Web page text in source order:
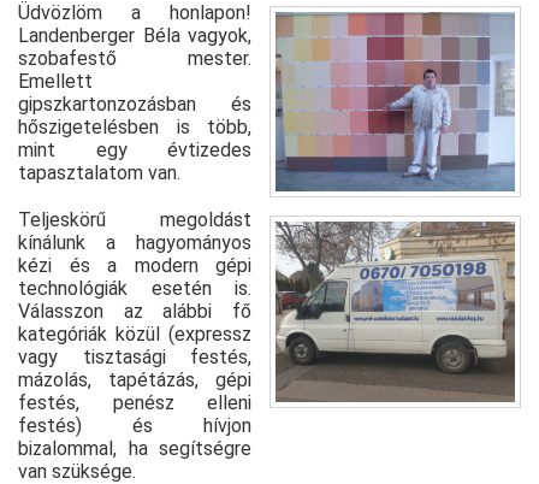
Üdvözlöm a honlapon!
Landenberger Béla vagyok,
szobafestő mester.
Emellett
gipszkartonzozásban és
hőszigetelésben is több,
mint egy évtizedes
tapasztalatom van.
Teljeskörű megoldást
kínálunk a hagyományos
kézi és a modern gépi
technológiák esetén is.
Válasszon az alábbi fő
kategóriák közül (expressz
vagy tisztasági festés,
mázolás, tapétázás, gépi
festés, penész elleni
festés) és hívjon
bizalommal, ha segítségre
van szüksége.